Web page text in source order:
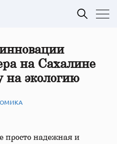
на Сахалине
на экологию
просто надежная и